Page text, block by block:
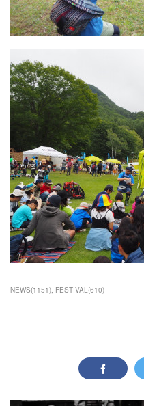
NEWS(1151) FESTIVAL(610)